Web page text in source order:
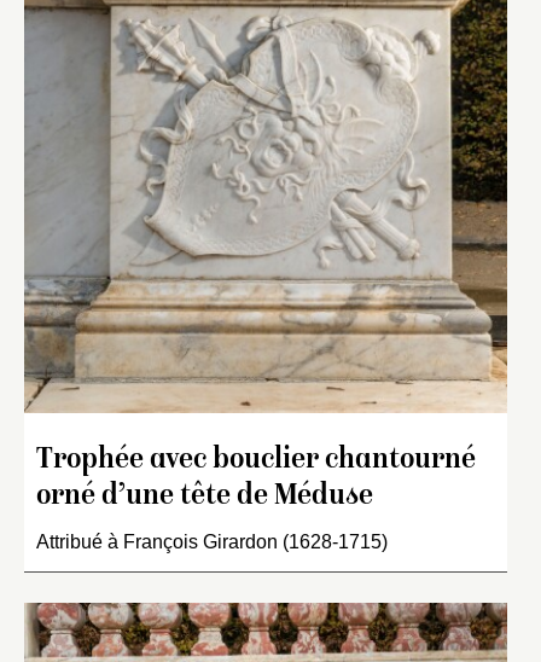
Trophée avec bouclier chantourné
orné d’une tête de Méduse
Attribué à François Girardon (1628-1715)